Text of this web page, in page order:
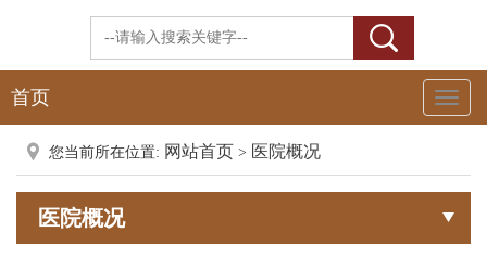
Toggle
首页
您当前所在位置: 网站首页 > 医院概况
医院概况